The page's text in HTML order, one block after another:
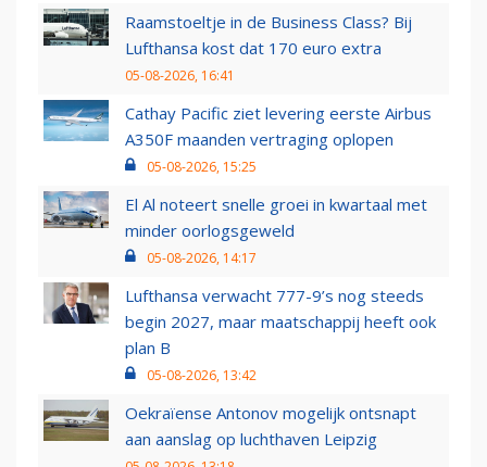
Raamstoeltje in de Business Class? Bij
Lufthansa kost dat 170 euro extra
05-08-2026, 16:41
Cathay Pacific ziet levering eerste Airbus
A350F maanden vertraging oplopen
05-08-2026, 15:25
El Al noteert snelle groei in kwartaal met
minder oorlogsgeweld
05-08-2026, 14:17
Lufthansa verwacht 777-9’s nog steeds
begin 2027, maar maatschappij heeft ook
plan B
05-08-2026, 13:42
Oekraïense Antonov mogelijk ontsnapt
aan aanslag op luchthaven Leipzig